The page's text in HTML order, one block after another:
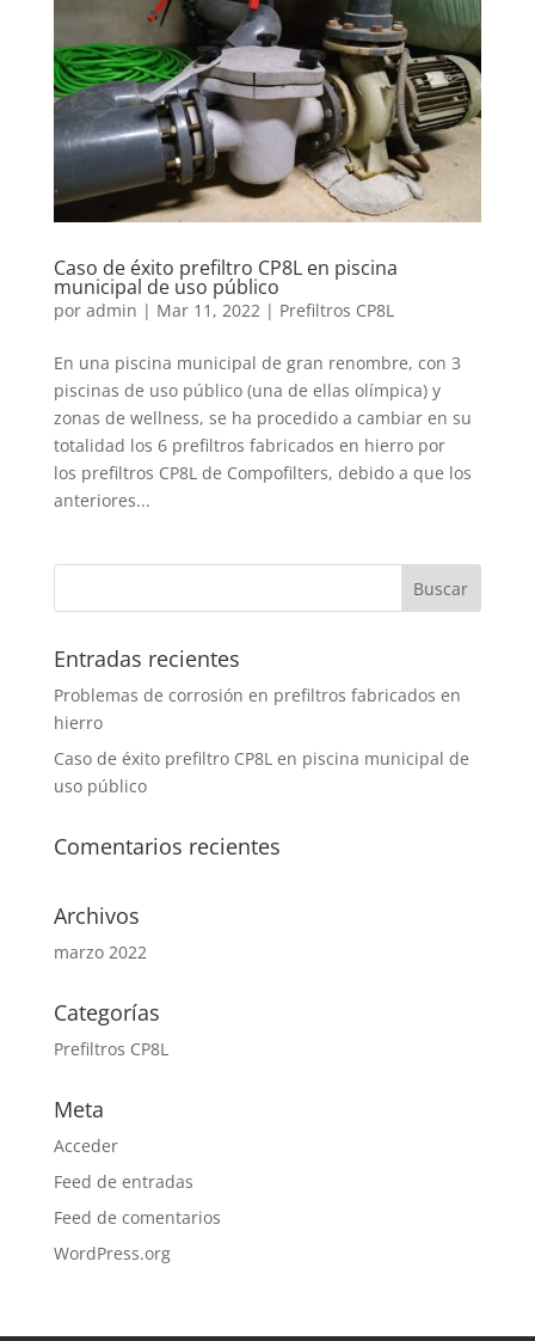
Caso de éxito prefiltro CP8L en piscina
municipal de uso público
por admin | Mar 11, 2022| Prefiltros CP8L
En una piscina municipal de gran renombre, con 3
piscinas de uso público (una de ellas olímpica) y
zonas de wellness, se ha procedido a cambiar en su
totalidad los 6 prefiltros fabricados en hierro por
los prefiltros CP8L de Compofilters, debido a que los
anteriores...
Entradas recientes
Problemas de corrosión en prefiltros fabricados en
hierro
Caso de éxito prefiltro CP8L en piscina municipal de
uso público
Comentarios recientes
Archivos
marzo 2022
Categorías
Prefiltros CP8L
Meta
Acceder
Feed de entradas
Feed de comentarios
WordPress.org